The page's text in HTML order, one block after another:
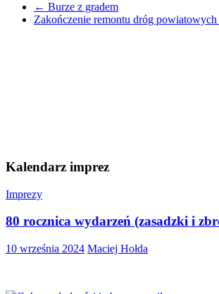
← Burze z gradem
Zakończenie remontu dróg
Kalendarz imprez
Imprezy
80 rocznica wydarzeń (zasadzki i
10 września 2024 Maciej Hołda